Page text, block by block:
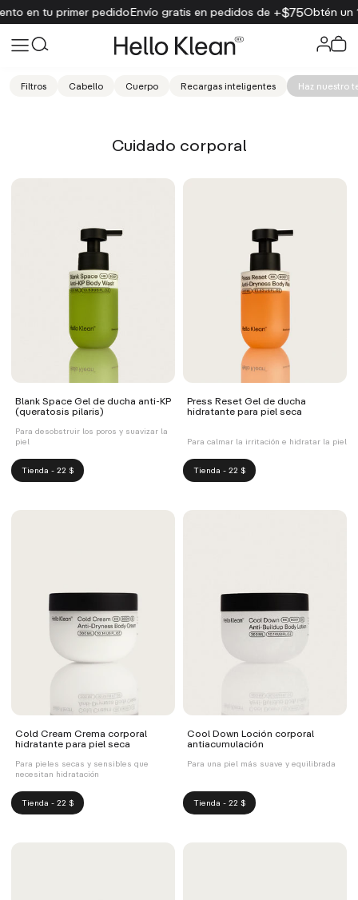
primer pedidoEnvío gratis en pedidos de +$75Obtén un 15 %
Filtros Cabello Cuerpo Recargas inteligentes Haz nuestro
Cuidado corporal
Blank Space Gel de ducha anti-KP
(queratosis pilaris)
Para desobstruir los poros y suavizar la
piel
Tienda - 22 $
Press Reset Gel de ducha
hidratante para piel seca
Para calmar la irritación e hidratar la piel
Tienda - 22 $
Cold Cream Crema corporal
hidratante para piel seca
Para pieles secas y sensibles que
necesitan hidratación
Tienda - 22 $
Cool Down Loción corporal
antiacumulación
Para una piel más suave y equilibrada
Tienda - 22 $